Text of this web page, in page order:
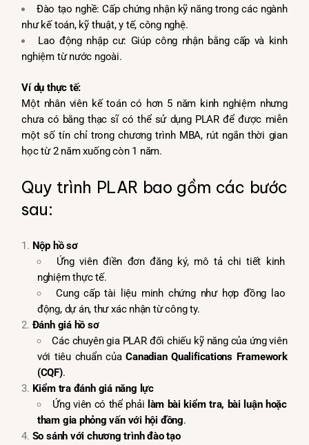
Đào tạo nghề: Cấp chứng nhận kỹ năng trong các ngành
như kế toán, kỹ thuật, y tế, công nghệ.
Lao động nhập cư: Giúp công nhận bằng cấp và kinh
nghiệm từ nước ngoài.
Ví dụ thực tế:
Một nhân viên kế toán có hơn 5 năm kinh nghiệm nhưng
chưa có bằng thạc sĩ có thể sử dụng PLAR để được miễn
một số tín chỉ trong chương trình MBA, rút ngắn thời gian
học từ 2 năm xuống còn 1 năm.
Quy trình PLAR bao gồm các bước
sau:
Nộp hồ sơ
Ứng viên điền đơn đăng ký, mô tả chi tiết kinh
nghiệm thực tế.
Cung cấp tài liệu minh chứng như hợp đồng lao
động, dự án, thư xác nhận từ công ty.
Đánh giá hồ sơ
Các chuyên gia PLAR đối chiếu kỹ năng của ứng viên
với tiêu chuẩn củaCanadian Qualifications Framework
(CQF).
Kiểm tra đánh giá năng lực
Ứng viên có thể phải làm bài kiểm tra, bài luận hoặc
tham gia phỏng vấn với hội đồng.
So sánh với chương trình đào tạo